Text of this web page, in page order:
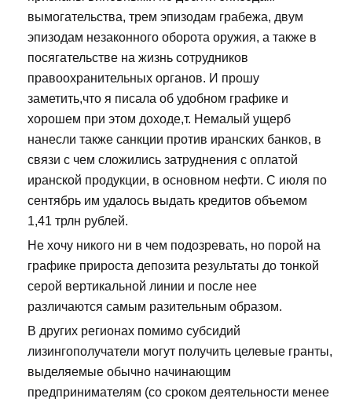
вымогательства, трем эпизодам грабежа, двум
эпизодам незаконного оборота оружия, а также в
посягательстве на жизнь сотрудников
правоохранительных органов. И прошу
заметить,что я писала об удобном графике и
хорошем при этом доходе,т. Немалый ущерб
нанесли также санкции против иранских банков, в
связи с чем сложились затруднения с оплатой
иранской продукции, в основном нефти. С июля по
сентябрь им удалось выдать кредитов объемом
1,41 трлн рублей.
Не хочу никого ни в чем подозревать, но порой на
графике прироста депозита результаты до тонкой
серой вертикальной линии и после нее
различаются самым разительным образом.
В других регионах помимо субсидий
лизингополучатели могут получить целевые гранты,
выделяемые обычно начинающим
предпринимателям (со сроком деятельности менее